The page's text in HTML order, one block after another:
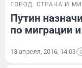
ГОРОД СТРАНА И
Путин
по миграции
13 апреля, 2016, 14:03